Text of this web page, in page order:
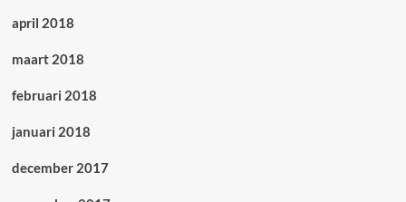
april 2018
maart 2018
februari 2018
januari 2018
december 2017